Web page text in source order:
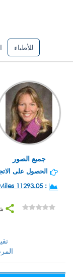
للأطباء
جميع الصور
الحصول على
:
11293.05 Miles